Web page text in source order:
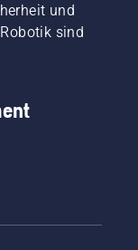
und
sind